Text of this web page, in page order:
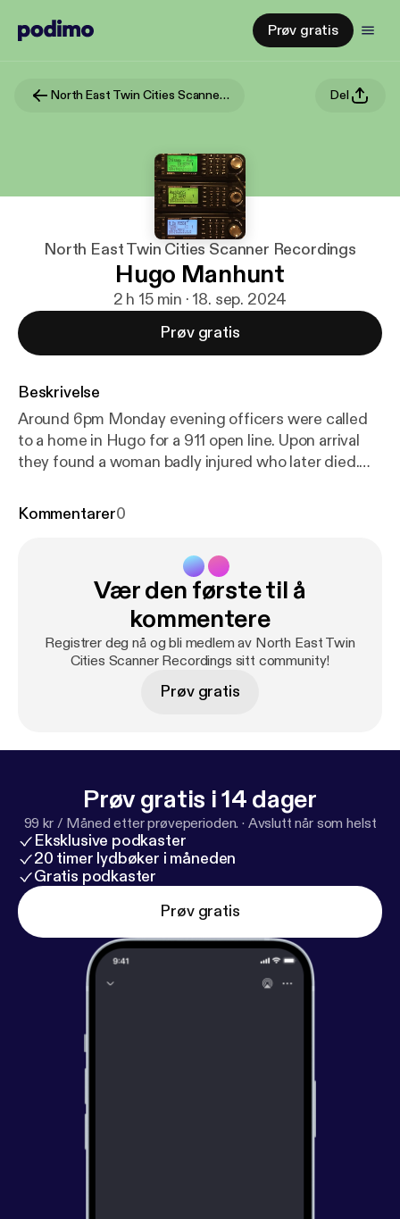
Prøv gratis
North East Twin Cities Scanner Recordings Del
North East Twin Cities Scanner Recordings
Hugo Manhunt
2 h 15 min · 18. sep. 2024
Prøv gratis
Beskrivelse
Around 6pm Monday evening officers were called
to a home in Hugo for a 911 open line. Upon arrival
they found a woman badly injured who later died.
lasting about 17 hours.
Kommentarer0
Vær den første til å
kommentere
Registrer deg nå og bli medlem av North East Twin
Cities Scanner Recordings sitt community!
Prøv gratis
Prøv gratis i 14 dager
99 kr / Måned etter prøveperioden. · Avslutt når som helst
Eksklusive podkaster
20 timer lydbøker i måneden
Gratis podkaster
Prøv gratis